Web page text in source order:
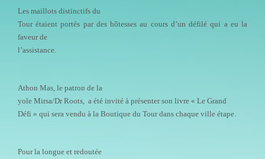
Les maillots distinctifs du
Tour étaient portés par des hôtesses au cours d’un défilé qui a eu la
faveur de
l’assistance.
Athon Mas, le patron de la
yole Mirsa/Dr Roots, a été invité à présenter son livre « Le Grand
Défi » qui sera vendu à la Boutique du Tour dans chaque ville étape.
Pour la longue et redoutée